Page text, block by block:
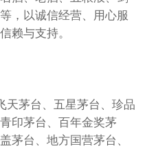
，以诚信经营、用心服
赖与支持。
茅台、五星茅台、珍品
印茅台、百年金奖茅
茅台、地方国营茅台、